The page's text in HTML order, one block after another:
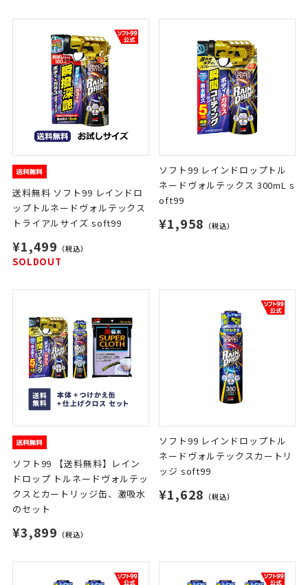
送料無料 ソフト99 レインドロ
ップトルネードヴォルテックス
トライアルサイズ soft99
¥1,499 （税込）
SOLDOUT
ソフト99 レインドロップトル
ネードヴォルテックス 300mL s
oft99
¥1,958 （税込）
ソフト99 【送料無料】レイン
ドロップ トルネードヴォルテッ
クスとカートリッジ缶、激吸水
のセット
¥3,899 （税込）
ソフト99 レインドロップトル
ネードヴォルテックスカートリ
ッジ soft99
¥1,628 （税込）